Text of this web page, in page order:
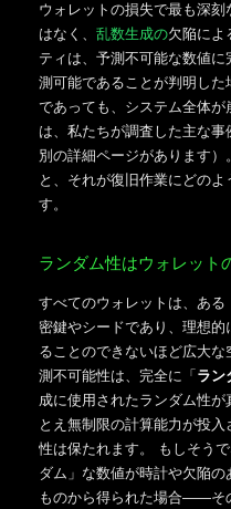
ウォレットの損失で最も深
はなく、 乱数生成の欠陥によ
ティは、予測不可能な数値
測可能であることが判明し
であっても、システム全体
は、私たちが調査した主な
別の詳細ページがあります
と、それが復旧作業にどの
す。
ランダム性はウォレット
すべてのウォレットは、あ
密鍵やシードであり、理想
ることのできないほど広大
測不可能性は、完全に「 ラン
成に使用されたランダム性
とえ無制限の計算能力が投
性は保たれます。 もしそう
ダム」な数値が時計や欠陥
ものから得られた場合――そ